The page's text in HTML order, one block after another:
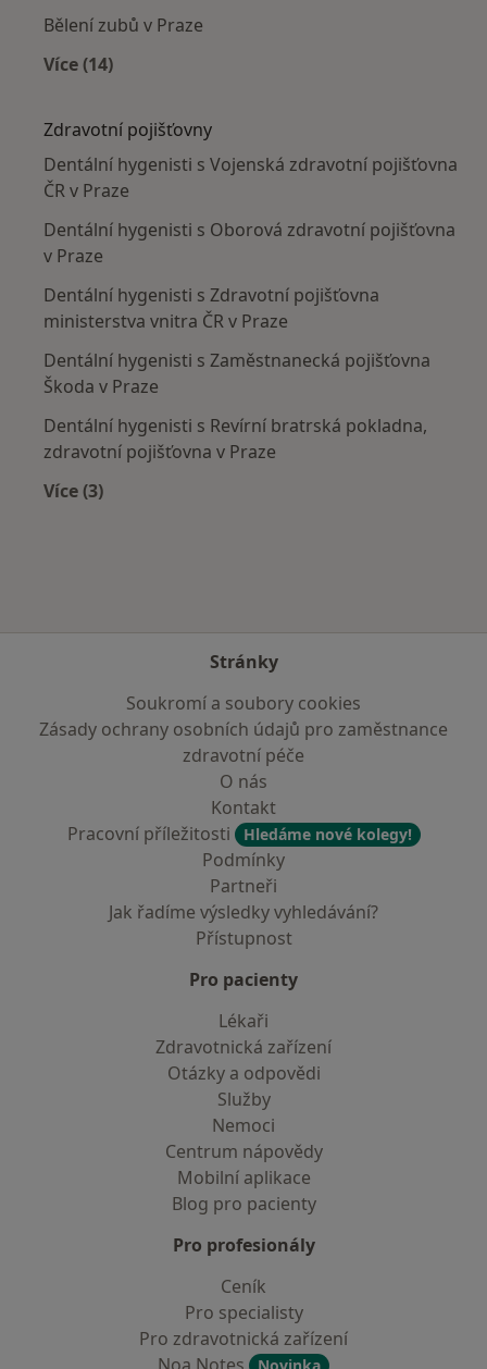
Bělení zubů v Praze
Více (14)
Zdravotní pojišťovny
Dentální hygenisti s Vojenská zdravotní pojišťovna
ČR v Praze
Dentální hygenisti s Oborová zdravotní pojišťovna
v Praze
Dentální hygenisti s Zdravotní pojišťovna
ministerstva vnitra ČR v Praze
Dentální hygenisti s Zaměstnanecká pojišťovna
Škoda v Praze
Dentální hygenisti s Revírní bratrská pokladna,
zdravotní pojišťovna v Praze
Více (3)
Stránky
Soukromí a soubory cookies
Zásady ochrany osobních údajů pro zaměstnance
zdravotní péče
O nás
Kontakt
Pracovní příležitosti
Hledáme nové kolegy!
Podmínky
Partneři
Jak řadíme výsledky vyhledávání?
Přístupnost
Pro pacienty
Lékaři
Zdravotnická zařízení
Otázky a odpovědi
Služby
Nemoci
Centrum nápovědy
Mobilní aplikace
Blog pro pacienty
Pro profesionály
Ceník
Pro specialisty
Pro zdravotnická zařízení